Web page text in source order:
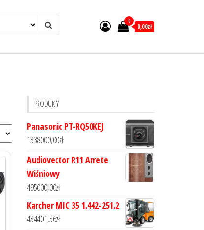
0
0,00zł
PRODUKTY
Panasonic PT-RQ50KEJ
1338000,00zł
Audiovector R11 Arrete
Wiśniowy
495000,00zł
Karcher MIC 35 1.442-251.2
434401,56zł